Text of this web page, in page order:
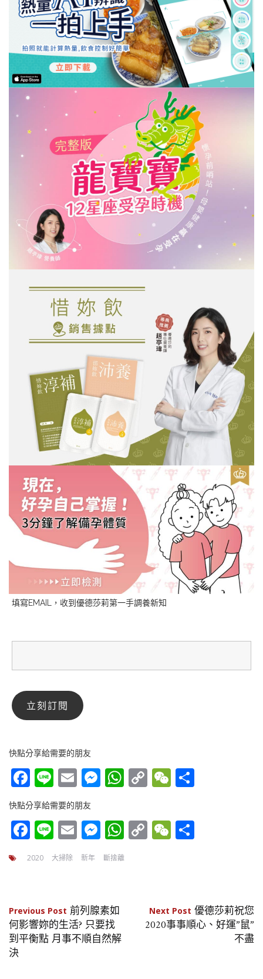
填寫EMAIL，收到優德莎莉第一手調養新知
快點分享給需要的朋友
Facebook
LineEmailMessenger
WhatsApp
CopyWeChat
快點分享給需要的朋友
Facebook
LineEmailMessenger
WhatsApp
CopyWeChat
2020 大掃除 新年 斷捨離
文
章
導
Previous Post 前列腺素如
何影響妳的生活? 只要找
到平衡點 月事不順自然解
決
Next Post 優德莎莉祝您
2020事事順心、好運”鼠”
不盡